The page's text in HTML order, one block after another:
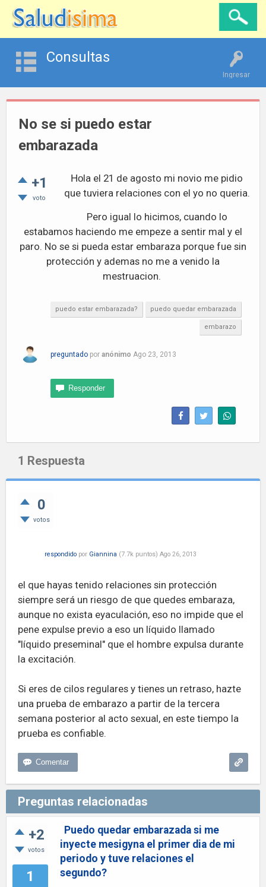
Ingresar
Consultas
No se si puedo estar
embarazada
+1
voto
Hola el 21 de agosto mi novio me pidio
que tuviera relaciones con el yo no queria.
Pero igual lo hicimos, cuando lo
estabamos haciendo me empeze a sentir mal y el
paro. No se si pueda estar embaraza porque fue sin
protección y ademas no me a venido la
mestruacion.
puedo estar embarazada? puedo quedar embarazada
embarazo
preguntado por anónimo Ago 23, 2013
1 Respuesta
0
votos
respondido por Giannina (7.7k puntos) Ago 26, 2013
el que hayas tenido relaciones sin protección
siempre será un riesgo de que quedes embaraza,
aunque no exista eyaculación, eso no impide que el
pene expulse previo a eso un líquido llamado
"líquido preseminal" que el hombre expulsa durante
la excitación.
Si eres de cilos regulares y tienes un retraso, hazte
una prueba de embarazo a partir de la tercera
semana posterior al acto sexual, en este tiempo la
prueba es confiable.
Preguntas relacionadas
+2
votos
1
Puedo quedar embarazada si me
inyecte mesigyna el primer dia de mi
periodo y tuve relaciones el
segundo?